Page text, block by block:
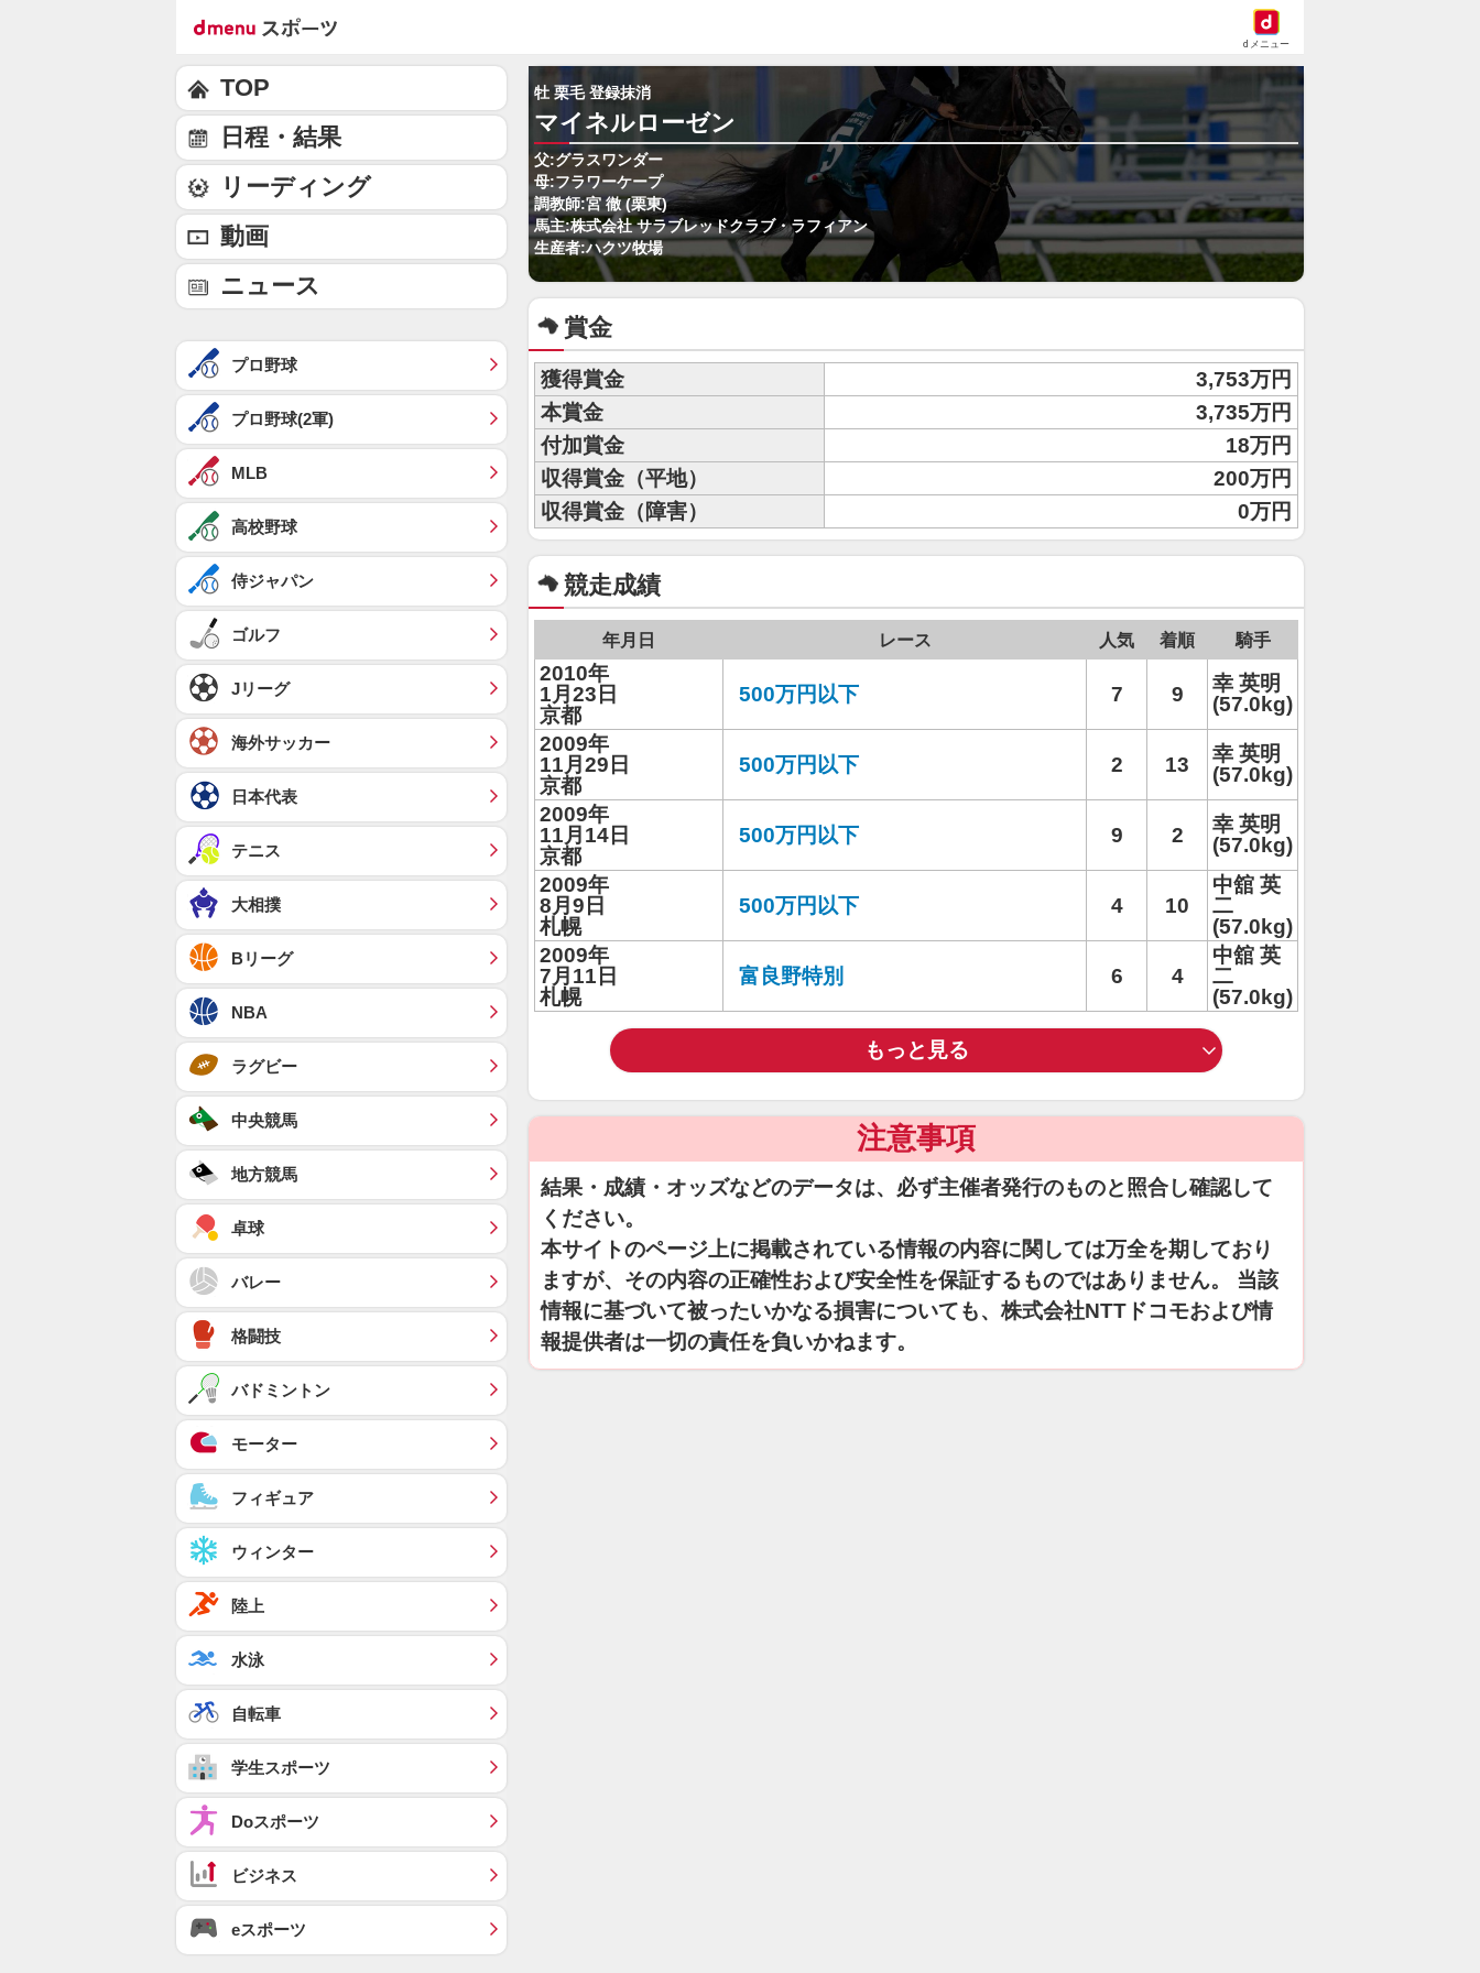
dメニュー
牡 栗毛 登録抹消
マイネルローゼン
父:グラスワンダー
母:フラワーケープ
調教師:宮 徹 (栗東)
馬主:株式会社 サラブレッドクラブ・ラフィアン
生産者:ハクツ牧場
賞金
獲得賞金
3,753万円
本賞金
3,735万円
付加賞金
18万円
収得賞金（平地）
200万円
収得賞金（障害）
0万円
競走成績
年月日 レース 人気 着順 騎手
2010年
1月23日
京都
500万円以下 7 9
幸 英明
(57.0kg)
2009年
11月29日
京都
500万円以下 2 13
幸 英明
(57.0kg)
2009年
11月14日
京都
500万円以下 9 2
幸 英明
(57.0kg)
2009年
8月9日
札幌
500万円以下 4 10
中舘 英
二
(57.0kg)
2009年
7月11日
札幌
富良野特別 6 4
中舘 英
二
(57.0kg)
もっと見る
注意事項
結果・成績・オッズなどのデータは、必ず主催者発行のものと照合し確認して
ください。
本サイトのページ上に掲載されている情報の内容に関しては万全を期しており
ますが、その内容の正確性および安全性を保証するものではありません。 当該
情報に基づいて被ったいかなる損害についても、株式会社NTTドコモおよび情
報提供者は一切の責任を負いかねます。
TOP
日程・結果
リーディング
動画
ニュース
プロ野球
プロ野球(2軍)
MLB
高校野球
侍ジャパン
ゴルフ
Jリーグ
海外サッカー
日本代表
テニス
大相撲
Bリーグ
NBA
ラグビー
中央競馬
地方競馬
卓球
バレー
格闘技
バドミントン
モーター
フィギュア
ウィンター
陸上
水泳
自転車
学生スポーツ
Doスポーツ
ビジネス
eスポーツ